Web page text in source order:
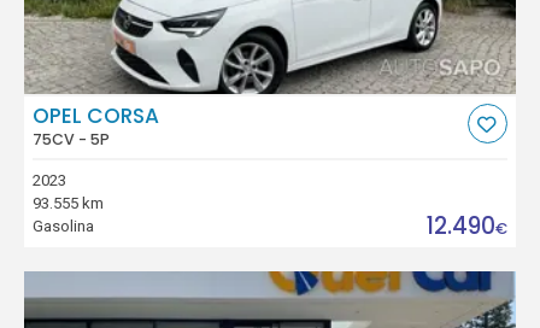
OPEL CORSA
75CV - 5P
2023
93.555 km
Gasolina
12.490€